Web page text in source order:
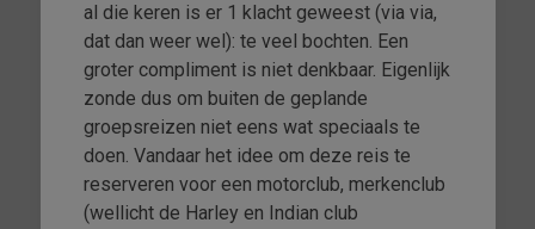
al die keren is er 1 klacht geweest (via via,
dat dan weer wel): te veel bochten. Een
groter compliment is niet denkbaar. Eigenlijk
zonde dus om buiten de geplande
groepsreizen niet eens wat speciaals te
doen. Vandaar het idee om deze reis te
reserveren voor een motorclub, merkenclub
(wellicht de Harley en Indian club